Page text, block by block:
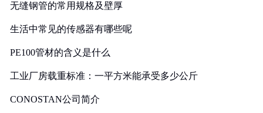
无缝钢管的常用规格及壁厚
生活中常见的传感器有哪些呢
PE100管材的含义是什么
工业厂房载重标准：一平方米能承受多少公斤
CONOSTAN公司简介